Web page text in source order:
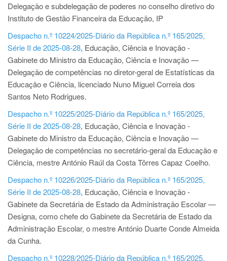
Delegação e subdelegação de poderes no conselho diretivo do
Instituto de Gestão Financeira da Educação, IP
Despacho n.º 10224/2025-Diário da República n.º 165/2025,
Série II de 2025-08-28, Educação, Ciência e Inovação -
Gabinete do Ministro da Educação, Ciência e Inovação —
Delegação de competências no diretor-geral de Estatísticas da
Educação e Ciência, licenciado Nuno Miguel Correia dos
Santos Neto Rodrigues.
Despacho n.º 10225/2025-Diário da República n.º 165/2025,
Série II de 2025-08-28, Educação, Ciência e Inovação -
Gabinete do Ministro da Educação, Ciência e Inovação —
Delegação de competências no secretário-geral da Educação e
Ciência, mestre António Raúl da Costa Tôrres Capaz Coelho.
Despacho n.º 10226/2025-Diário da República n.º 165/2025,
Série II de 2025-08-28, Educação, Ciência e Inovação -
Gabinete da Secretária de Estado da Administração Escolar —
Designa, como chefe do Gabinete da Secretária de Estado da
Administração Escolar, o mestre António Duarte Conde Almeida
da Cunha.
Despacho n.º 10228/2025-Diário da República n.º 165/2025,